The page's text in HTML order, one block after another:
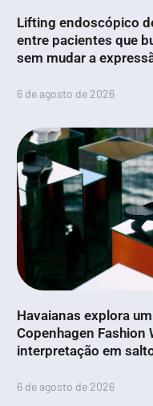
Lifting endoscópico
entre pacientes que
sem mudar a
6 de agosto de 2026
Havaianas explora
Copenhagen Fashion
interpretação em
6 de agosto de 2026